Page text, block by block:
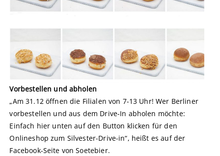
Vorbestellen und abholen
„Am 31.12 öffnen die Filialen von 7-13 Uhr! Wer Berliner
vorbestellen und aus dem Drive-In abholen möchte:
Einfach hier unten auf den Button klicken für den
Onlineshop zum Silvester-Drive-in“, heißt es auf der
Facebook-Seite von Soetebier.